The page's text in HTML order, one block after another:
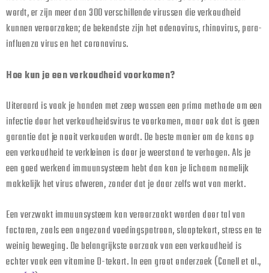
wordt, er zijn meer dan 300 verschillende virussen die verkoudheid
kunnen veroorzaken; de bekendste zijn het adenovirus, rhinovirus, para-
influenza virus en het coronavirus.
Hoe kun je een verkoudheid voorkomen?
Uiteraard is vaak je handen met zeep wassen een prima methode om een
infectie door het verkoudheidsvirus te voorkomen, maar ook dat is geen
garantie dat je nooit verkouden wordt. De beste manier om de kans op
een verkoudheid te verkleinen is door je weerstand te verhogen. Als je
een goed werkend immuunsysteem hebt dan kan je lichaam namelijk
makkelijk het virus afweren, zonder dat je daar zelfs wat van merkt.
Een verzwakt immuunsysteem kan veroorzaakt worden door tal van
factoren, zoals een ongezond voedingspatroon, slaaptekort, stress en te
weinig beweging. De belangrijkste oorzaak van een verkoudheid is
echter vaak een vitamine D-tekort. In een groot onderzoek (Canell et al.,